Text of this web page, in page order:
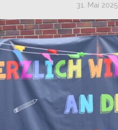
31. Mai 2025